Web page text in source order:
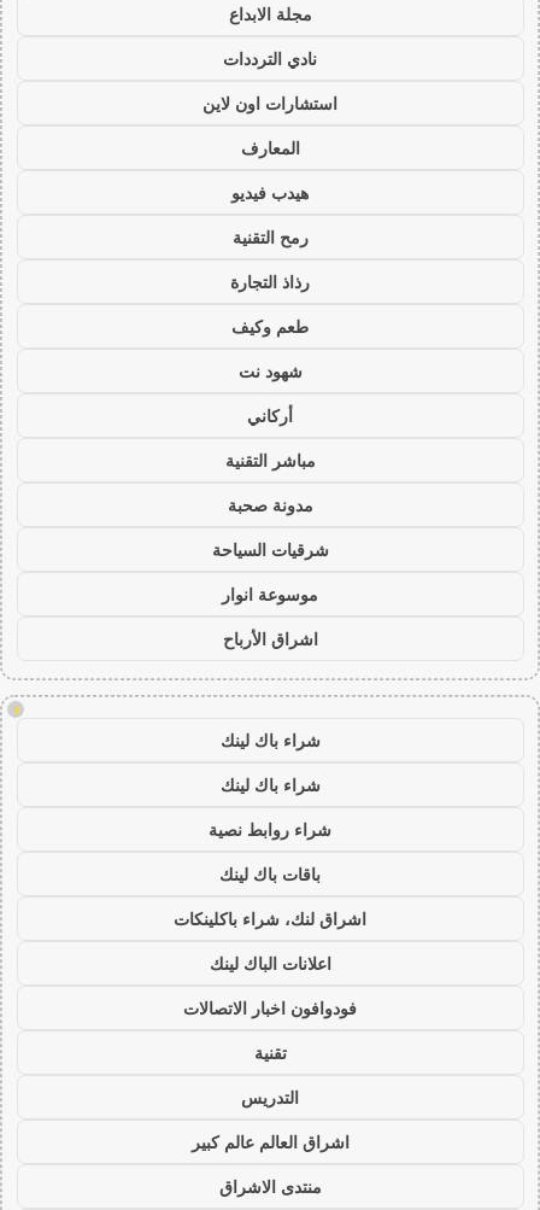
مجلة الابداع
نادي الترددات
استشارات اون لاين
المعارف
هيدب فيديو
رمح التقنية
رذاذ التجارة
طعم وكيف
شهود نت
أركاني
مباشر التقنية
مدونة صحبة
شرقيات السياحة
موسوعة انوار
اشراق الأرباح
!
شراء باك لينك
شراء باك لينك
شراء روابط نصية
باقات باك لينك
اشراق لنك، شراء باكلينكات
اعلانات الباك لينك
فودوافون اخبار الاتصالات
تقنية
التدريس
اشراق العالم عالم كبير
منتدى الاشراق